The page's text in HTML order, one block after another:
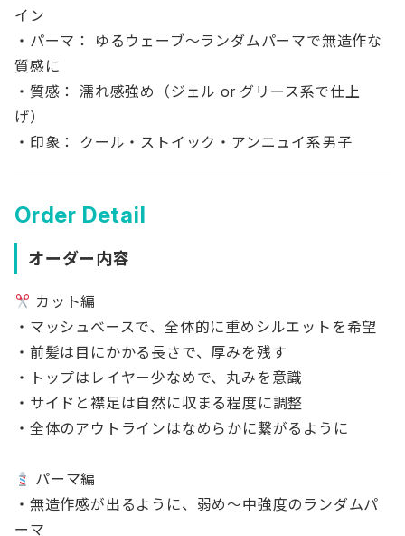
イン
・パーマ： ゆるウェーブ〜ランダムパーマで無造作な
質感に
・質感： 濡れ感強め（ジェル or グリース系で仕上
げ）
・印象： クール・ストイック・アンニュイ系男子
Order Detail
オーダー内容
カット編
・マッシュベースで、全体的に重めシルエットを希望
・前髪は目にかかる長さで、厚みを残す
・トップはレイヤー少なめで、丸みを意識
・サイドと襟足は自然に収まる程度に調整
・全体のアウトラインはなめらかに繋がるように
パーマ編
・無造作感が出るように、弱め〜中強度のランダムパ
ーマ